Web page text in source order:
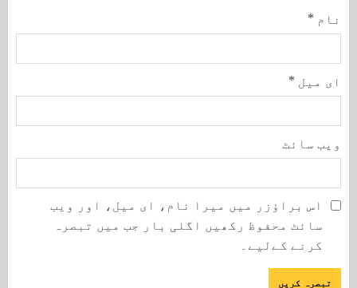
نام *
ای میل *
ویب‌ سائٹ
اس براؤزر میں میرا نام، ای میل، اور ویب
سائٹ محفوظ رکھیں اگلی بار جب میں تبصرہ
کرنے کےلیے۔